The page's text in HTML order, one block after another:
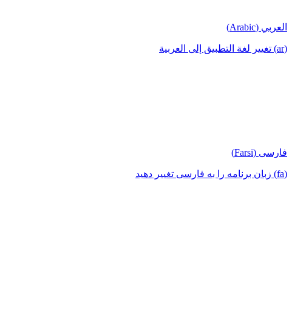
العربي (Arabic)
(ar) تغيير لغة التطبيق إلى العربية
فارسی (Farsi)
(fa) زبان برنامه را به فارسی تغییر دهید